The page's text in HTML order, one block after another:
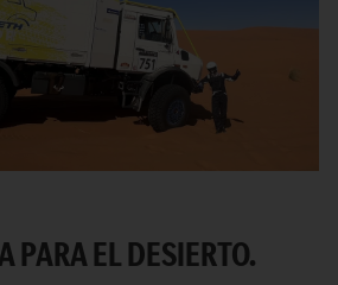
PARA EL DESIERTO.